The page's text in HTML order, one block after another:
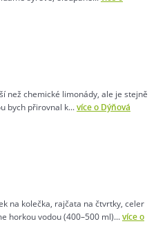
než chemické limonády, ale je stejně
bych přirovnal k...více o Dýňová
na kolečka, rajčata na čtvrtky, celer
horkou vodou (400–500 ml)...více o